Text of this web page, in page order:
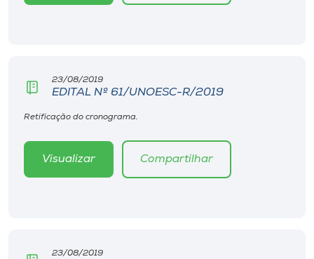
23/08/2019
EDITAL Nº 61/UNOESC-R/2019
Retificação do cronograma.
Visualizar Compartilhar
23/08/2019